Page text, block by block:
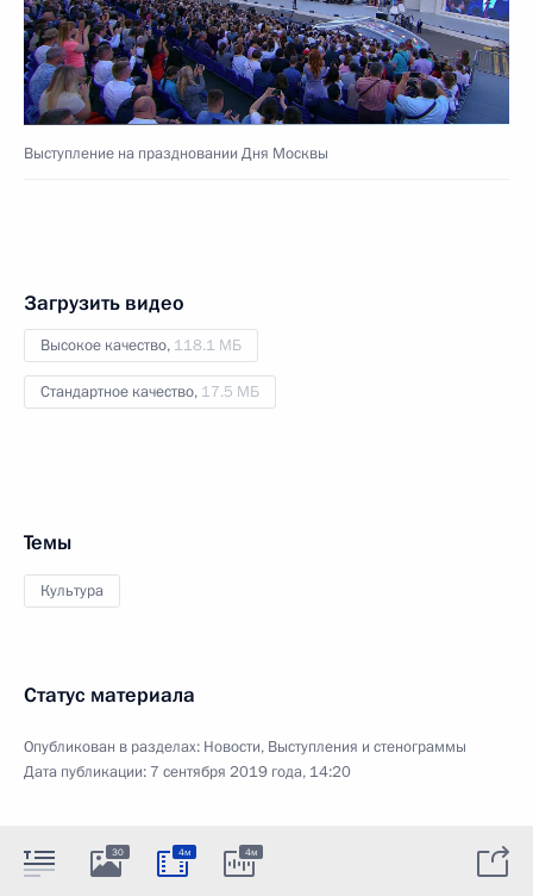
Выступление на праздновании Дня Москвы
Загрузить видео
Высокое качество, 118.1 МБ
Стандартное качество, 17.5 МБ
Темы
Культура
Статус материала
Опубликован в разделах: Новости, Выступления и стенограммы
Дата публикации: 7 сентября 2019 года, 14:20
30 4м 4м